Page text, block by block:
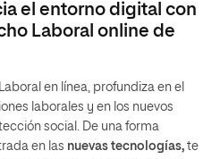
el entorno digital con
Laboral online de
en línea, profundiza en el
laborales y en los nuevos
social. De una forma
en las nuevas tecnologías, te